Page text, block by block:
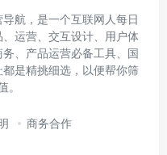
航，是一个互联网人每日
运营、交互设计、用户体
、产品运营必备工具、国
是精挑细选，以便帮你筛
。
商务合作